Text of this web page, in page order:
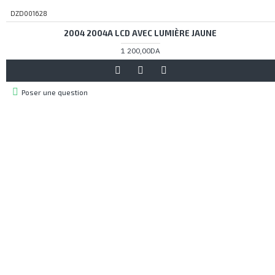
DZD001628
2004 2004A LCD AVEC LUMIÈRE JAUNE
1 200,00DA
Poser une question